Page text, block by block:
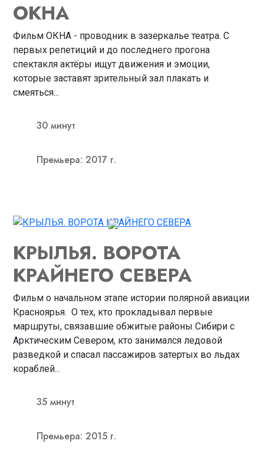
ОКНА
Фильм ОКНА - проводник в зазеркалье театра. С
первых репетиций и до последнего прогона
спектакля актёры ищут движения и эмоции,
которые заставят зрительный зал плакать и
смеяться...
30 минут
Премьера: 2017 г.
КРЫЛЬЯ. ВОРОТА
КРАЙНЕГО СЕВЕРА
Фильм о начальном этапе истории полярной авиации
Красноярья. О тех, кто прокладывал первые
маршруты, связавшие обжитые районы Сибири с
Арктическим Севером, кто занимался ледовой
разведкой и спасал пассажиров затертых во льдах
кораблей...
35 минут
Премьера: 2015 г.